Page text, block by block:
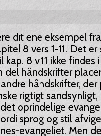
dit ene eksempel fra
8 vers 1-11. Det
kap. 8 v.11 ikke
del håndskrifter
håndskrifter,
rigtigt
oprindelige
sprog og stil
evangeliet. Men